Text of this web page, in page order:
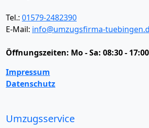
Tel.: 01579-2482390
E-Mail: info@umzugsfirma-
Öffnungszeiten: Mo - Sa: 08:30 -
Impressum
Datenschutz
Umzugsservice